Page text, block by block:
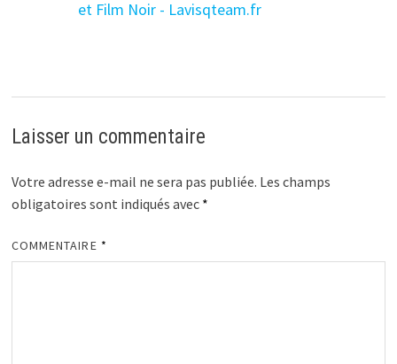
et Film Noir - Lavisqteam.fr
Laisser un commentaire
Votre adresse e-mail ne sera pas publiée. Les champs
obligatoires sont indiqués avec *
COMMENTAIRE *